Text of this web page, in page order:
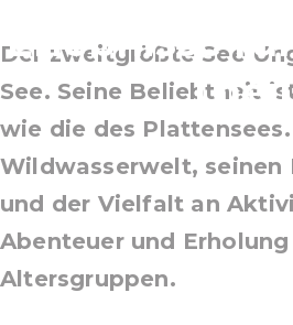
Erlebnisse
Der zweitgrößte See
See. Seine Beliebtheit
wie die des
Wildwasserwelt, seinen
und der Vielfalt an
Abenteuer und
Altersgruppen.